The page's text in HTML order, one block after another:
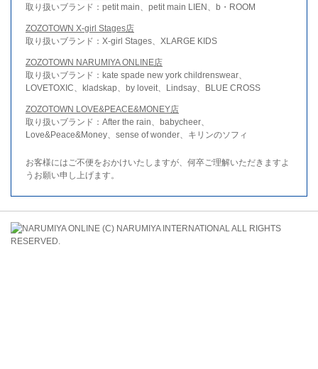
取り扱いブランド：petit main、petit main LIEN、b・ROOM
ZOZOTOWN X-girl Stages店
取り扱いブランド：X-girl Stages、XLARGE KIDS
ZOZOTOWN NARUMIYA ONLINE店
取り扱いブランド：kate spade new york childrenswear、
LOVETOXIC、kladskap、by loveit、Lindsay、BLUE CROSS
ZOZOTOWN LOVE&PEACE&MONEY店
取り扱いブランド：After the rain、babycheer、
Love&Peace&Money、sense of wonder、キリンのソフィ
お客様にはご不便をおかけいたしますが、何卒ご理解いただきますよ
うお願い申し上げます。